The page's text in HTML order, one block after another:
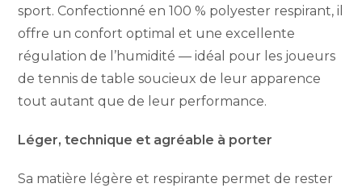
sport. Confectionné en 100 % polyester respirant, il
offre un confort optimal et une excellente
régulation de l’humidité — idéal pour les joueurs
de tennis de table soucieux de leur apparence
tout autant que de leur performance.
Léger, technique et agréable à porter
Sa matière légère et respirante permet de rester